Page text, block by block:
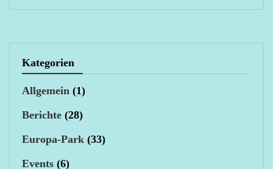
Kategorien
Allgemein (1)
Berichte (28)
Europa-Park (33)
Events (6)